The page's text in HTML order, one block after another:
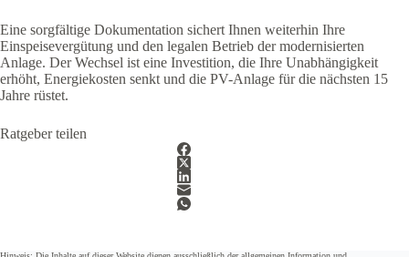
Eine sorgfältige Dokumentation sichert Ihnen weiterhin Ihre
Einspeisevergütung und den legalen Betrieb der modernisierten
Anlage. Der Wechsel ist eine Investition, die Ihre Unabhängigkeit
erhöht, Energiekosten senkt und die PV-Anlage für die nächsten 15
Jahre rüstet.
Ratgeber teilen